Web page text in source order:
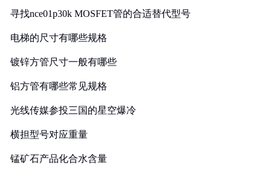
寻找nce01p30k MOSFET管的合适替代型号
电梯的尺寸有哪些规格
镀锌方管尺寸一般有哪些
铝方管有哪些常见规格
光线传媒参投三国的星空爆冷
横担型号对应重量
锰矿石产品化合水含量